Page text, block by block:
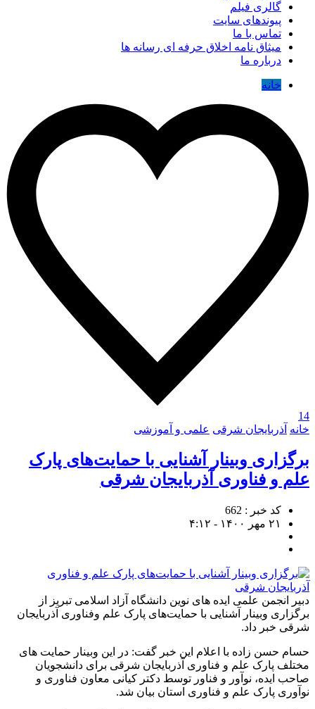
گالری فیلم
پیوندهای سایت
تماس با ما
میثاق نامه اخلاق حرفه ای رسانه ها
درباره ما
خانه
14
خانه آذربایجان شرقی علمی و آموزشی
برگزاری وبینار آشنایی با حمایت‌های پارک
علم و فناوری آذربایجان شرقی
کد خبر : 662
۲۱ مهر ۱۴۰۰ - ۴:۱۲
دبیر انجمن علمی ایده های نوین دانشگاه آزاد اسلامی تبریز از
برگزاری وبینار آشنایی با حمایت‌های پارک علم وفناوری آذربایجان
شرقی خبر داد.
حسام حسن زاده با اعلام این خبر گفت: در این وبینار حمایت های
مختلف پارک علم و فناوری آذربایجان شرقی برای دانشجویان
صاحب ایده، نوآور ‏و فناور توسط دکتر کیانی معاون فناوری و
نوآوری پارک علم و فناوری استان بیان شد.